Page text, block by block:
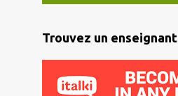
A
r
Trouvez un enseignant